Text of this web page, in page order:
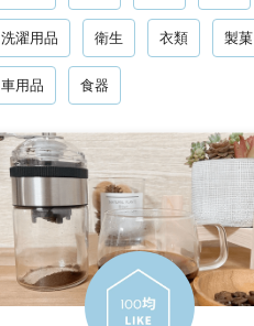
洗濯用品 衛生 衣類 製菓
車用品 食器